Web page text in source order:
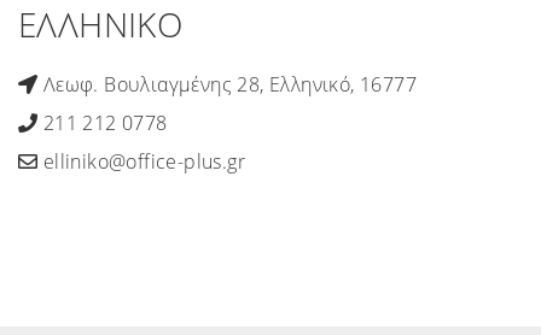
ΕΛΛΗΝΙΚΟ
Λεωφ. Βουλιαγμένης 28, Ελληνικό, 16777
211 212 0778
elliniko@office-plus.gr